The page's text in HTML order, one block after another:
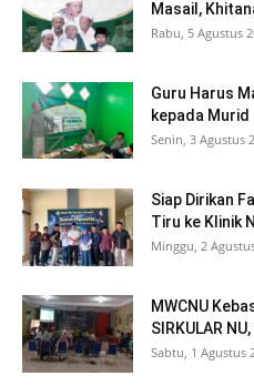
Masail,
Rabu, 5 Agustus
Guru Harus
kepada Murid
Senin, 3 Agustus
Siap Dirikan
Tiru ke Klinik
Minggu, 2
MWCNU
SIRKULAR
Sabtu, 1 Agustus